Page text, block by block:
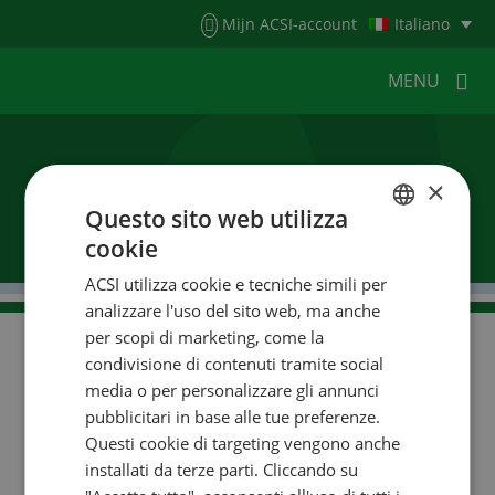
Mijn ACSI-account Italiano
MENU
HOME PER I CAMPEGGIATORI
PER I CAMPEGGINOTIZIA
ACSI WEBSHOPSERVIZIO CLIENTI
ACSI Klein & Fijn Kamperen
FacebookYouTubeInstagram
ENGLISH
GERMAN
ITALIAN
DANISH
×
Questo sito web utilizza
cookie
ACSI utilizza cookie e tecniche simili per
analizzare l'uso del sito web, ma anche
per scopi di marketing, come la
condivisione di contenuti tramite social
media o per personalizzare gli annunci
pubblicitari in base alle tue preferenze.
Questi cookie di targeting vengono anche
installati da terze parti. Cliccando su